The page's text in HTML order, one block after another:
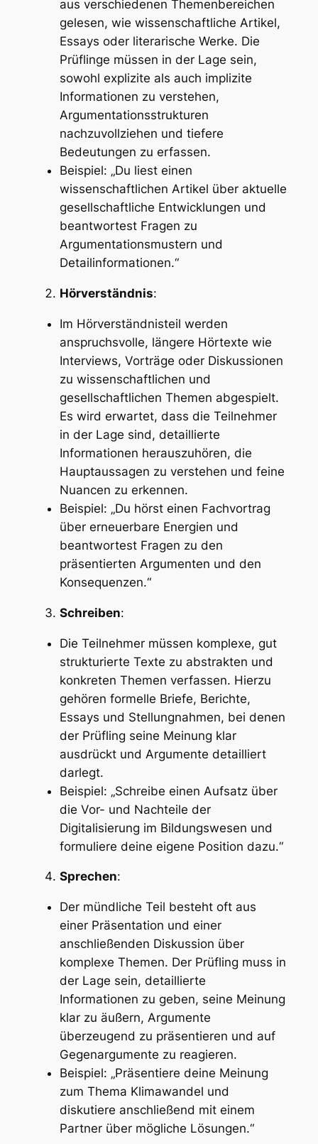
aus verschiedenen Themenbereichen
gelesen, wie wissenschaftliche Artikel,
Essays oder literarische Werke. Die
Prüflinge müssen in der Lage sein,
sowohl explizite als auch implizite
Informationen zu verstehen,
Argumentationsstrukturen
nachzuvollziehen und tiefere
Bedeutungen zu erfassen.
Beispiel: „Du liest einen
wissenschaftlichen Artikel über aktuelle
gesellschaftliche Entwicklungen und
beantwortest Fragen zu
Argumentationsmustern und
Detailinformationen.“
Hörverständnis:
Im Hörverständnisteil werden
anspruchsvolle, längere Hörtexte wie
Interviews, Vorträge oder Diskussionen
zu wissenschaftlichen und
gesellschaftlichen Themen abgespielt.
Es wird erwartet, dass die Teilnehmer
in der Lage sind, detaillierte
Informationen herauszuhören, die
Hauptaussagen zu verstehen und feine
Nuancen zu erkennen.
Beispiel: „Du hörst einen Fachvortrag
über erneuerbare Energien und
beantwortest Fragen zu den
präsentierten Argumenten und den
Konsequenzen.“
Schreiben:
Die Teilnehmer müssen komplexe, gut
strukturierte Texte zu abstrakten und
konkreten Themen verfassen. Hierzu
gehören formelle Briefe, Berichte,
Essays und Stellungnahmen, bei denen
der Prüfling seine Meinung klar
ausdrückt und Argumente detailliert
darlegt.
Beispiel: „Schreibe einen Aufsatz über
die Vor- und Nachteile der
Digitalisierung im Bildungswesen und
formuliere deine eigene Position dazu.“
Sprechen:
Der mündliche Teil besteht oft aus
einer Präsentation und einer
anschließenden Diskussion über
komplexe Themen. Der Prüfling muss in
der Lage sein, detaillierte
Informationen zu geben, seine Meinung
klar zu äußern, Argumente
überzeugend zu präsentieren und auf
Gegenargumente zu reagieren.
Beispiel: „Präsentiere deine Meinung
zum Thema Klimawandel und
diskutiere anschließend mit einem
Partner über mögliche Lösungen.“